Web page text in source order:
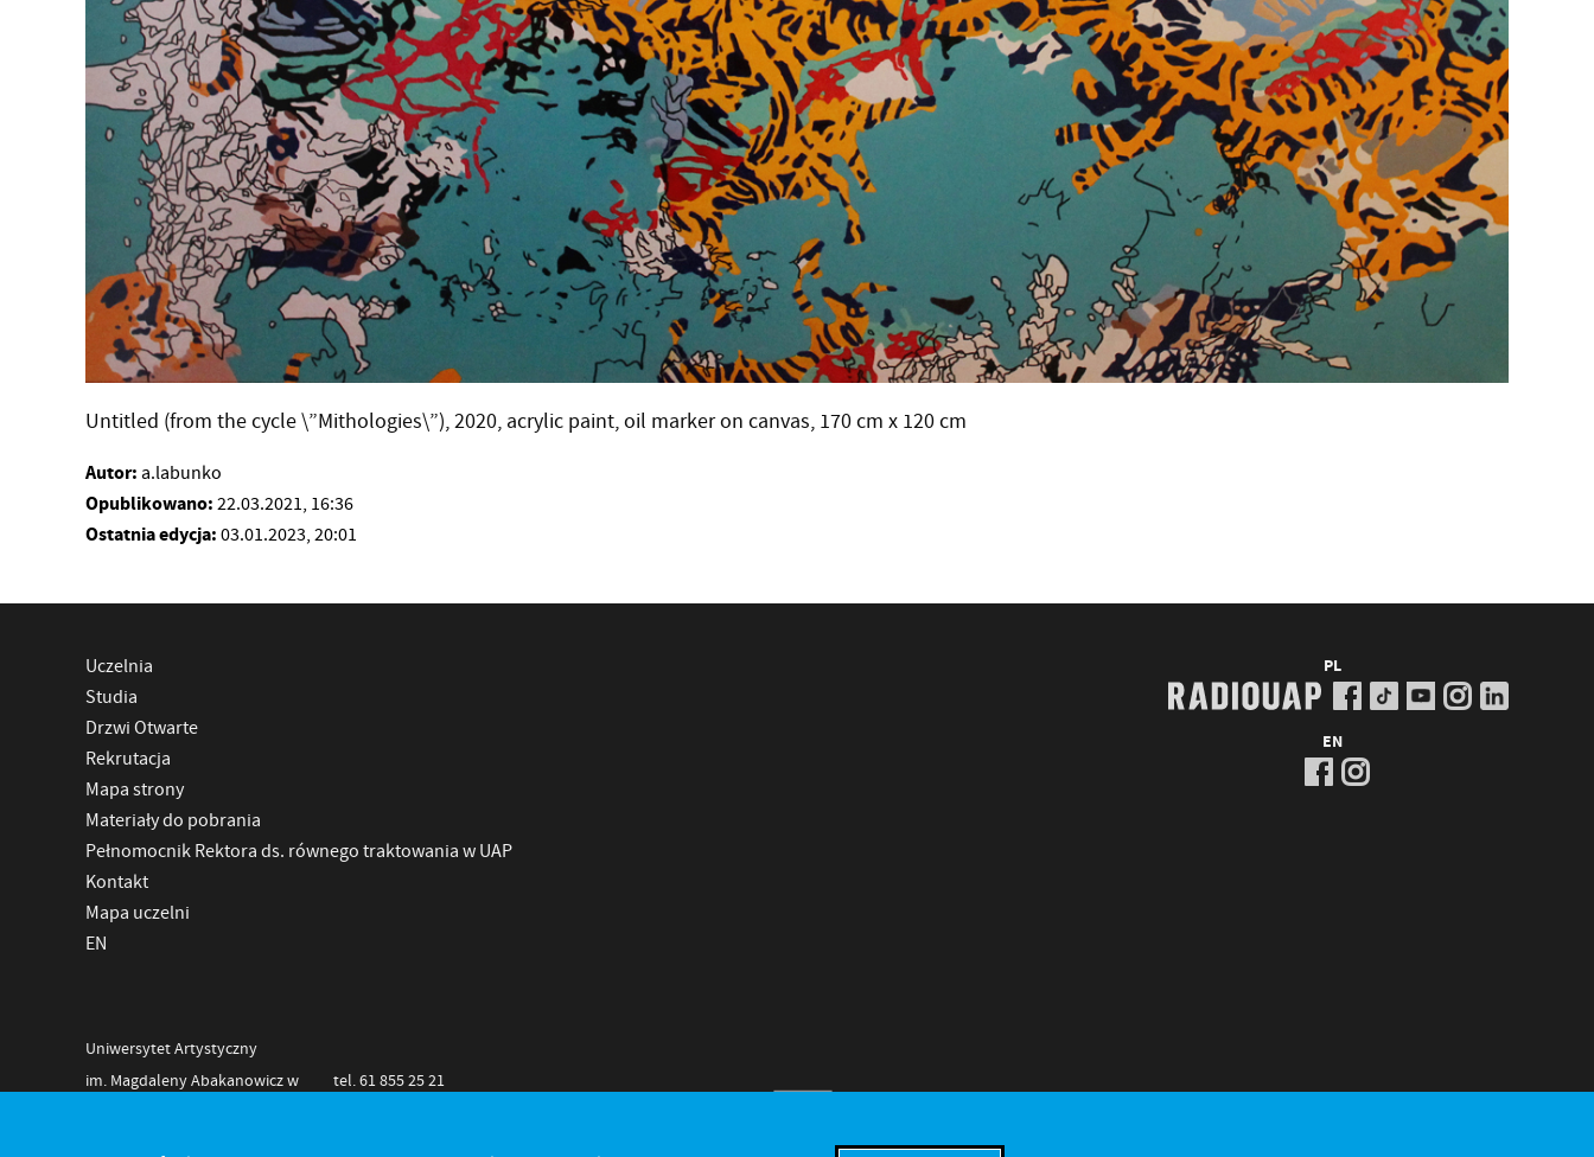
Untitled (from the cycle \”Mithologies\”), 2020, acrylic paint, oil marker on canvas, 170 cm x 120 cm
Autor: a.labunko
Opublikowano: 22.03.2021, 16:36
Ostatnia edycja: 03.01.2023, 20:01
Uczelnia
Studia
Drzwi Otwarte
Rekrutacja
Mapa strony
Materiały do pobrania
Pełnomocnik Rektora ds. równego traktowania w UAP
Kontakt
Mapa uczelni
EN
PL
EN
Uniwersytet Artystyczny
im. Magdaleny Abakanowicz w
tel. 61 855 25 21